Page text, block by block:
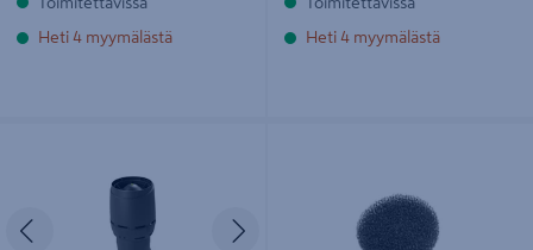
Heti 4 myymälästä Heti 4 myymälästä